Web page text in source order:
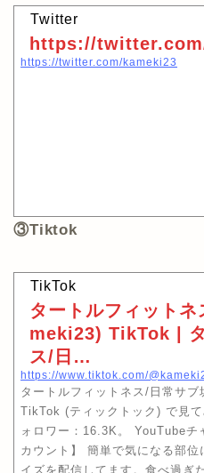
Twitter
https://
https://twitter.com/kameki23
③Tiktok
TikTok
タートルフィット
meki23) TikTok |
ス/日…
https://www.tiktok.com/
タートルフィットネス/日常サ
TikTok (ティックトック) で見
ォロワー：16.3K。 YouTubeチ
カウント】 簡単で気になる部
イズを配信してます。食べ過ぎ